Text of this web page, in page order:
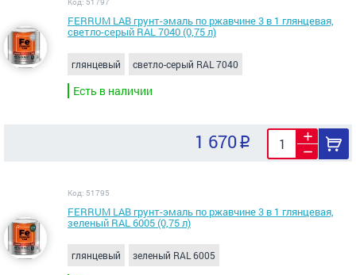
FERRUM LAB грунт-эмаль по ржавчине 3 в 1 глянцевая,
светло-серый RAL 7040 (0,75 л)
глянцевый светло-серый RAL 7040
Есть в наличии
1 670
Код: 51795
FERRUM LAB грунт-эмаль по ржавчине 3 в 1 глянцевая,
зеленый RAL 6005 (0,75 л)
глянцевый зеленый RAL 6005